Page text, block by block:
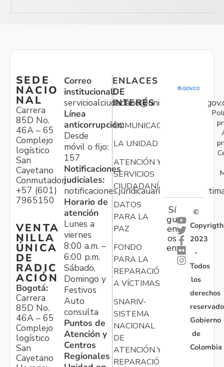
SEDE
NACIO
NAL
Carrera
85D No.
46A – 65
Complejo
logístico
San
Cayetano
Conmutador:
+57 (601)
7965150
VENTA
NILLA
ÚNICA
DE
RADIC
ACIÓN
Bogotá:
Carrera
85D No.
46A – 65
Complejo
logístico
San
Cayetano
Correo
institucional:
Línea
anticorrupción:
Desde
móvil o fijo:
157
Notificaciones
judiciales:
Horario de
atención
Lunes a
viernes
8:00 a.m. –
6:00 p.m.
Sábado,
Domingo y
Festivos
Auto
consulta
Puntos de
Atención y
Centros
Regionales
ENLACES
DE
INTERÉS
COMUNICACIONES
LA UNIDAD
ATENCIÓN Y
SERVICIOS
CIUDADANÍA
DATOS
PARA LA
PAZ
FONDO
PARA LA
REPARACIÓN
A VÍCTIMAS
SNARIV-
SISTEMA
NACIONAL
DE
ATENCIÓN Y
REPARACIÓN
Sí
gu
en
os
en:
©
Copyrigth
2023
-
Todos
los
derechos
Gobierno
de
Colombia